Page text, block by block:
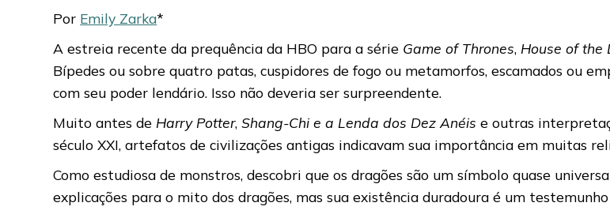
Por Emily Zarka*
A estreia recente da prequência da HBO para a série Game of Thrones, House of the
Bípedes ou sobre quatro patas, cuspidores de fogo ou metamorfos, escamados ou
com seu poder lendário. Isso não deveria ser surpreendente.
Muito antes de Harry Potter,Shang-Chi e a Lenda dos Dez Anéis e outras
século XXI, artefatos de civilizações antigas indicavam sua importância em muitas
Como estudiosa de monstros, descobri que os dragões são um símbolo quase
explicações para o mito dos dragões, mas sua existência duradoura é um